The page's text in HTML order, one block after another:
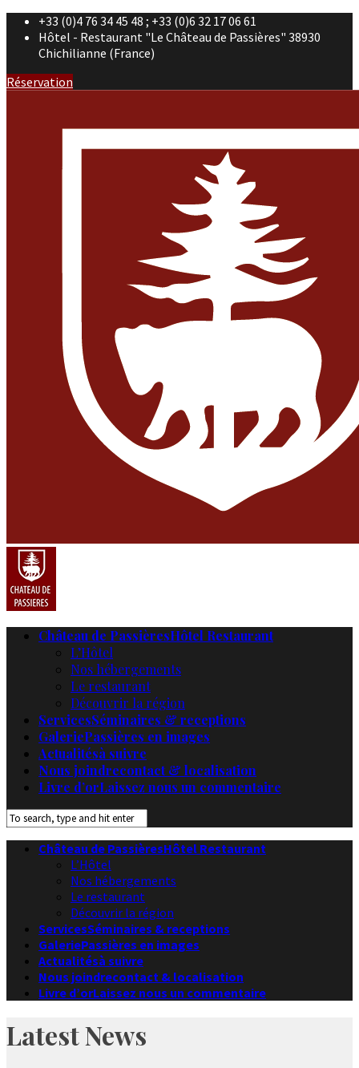
+33 (0)4 76 34 45 48 ; +33 (0)6 32 17 06 61
Hôtel - Restaurant "Le Château de Passières" 38930
Chichilianne (France)
Réservation
Château de PassièresHôtel Restaurant
L’Hôtel
Nos hébergements
Le restaurant
Découvrir la région
ServicesSéminaires & receptions
GaleriePassières en images
Actualitésà suivre
Nous joindrecontact & localisation
Livre d’orLaissez nous un commentaire
Château de PassièresHôtel Restaurant
L’Hôtel
Nos hébergements
Le restaurant
Découvrir la région
ServicesSéminaires & receptions
GaleriePassières en images
Actualitésà suivre
Nous joindrecontact & localisation
Livre d’orLaissez nous un commentaire
Latest News